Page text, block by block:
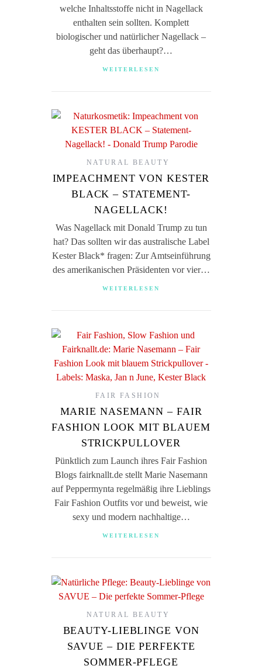
welche Inhaltsstoffe nicht in Nagellack
enthalten sein sollten. Komplett
biologischer und natürlicher Nagellack –
geht das überhaupt?…
WEITERLESEN
NATURAL BEAUTY
IMPEACHMENT VON KESTER
BLACK – STATEMENT-
NAGELLACK!
Was Nagellack mit Donald Trump zu tun
hat? Das sollten wir das australische Label
Kester Black* fragen: Zur Amtseinführung
des amerikanischen Präsidenten vor vier…
WEITERLESEN
FAIR FASHION
MARIE NASEMANN – FAIR
FASHION LOOK MIT BLAUEM
STRICKPULLOVER
Pünktlich zum Launch ihres Fair Fashion
Blogs fairknallt.de stellt Marie Nasemann
auf Peppermynta regelmäßig ihre Lieblings
Fair Fashion Outfits vor und beweist, wie
sexy und modern nachhaltige…
WEITERLESEN
NATURAL BEAUTY
BEAUTY-LIEBLINGE VON
SAVUE – DIE PERFEKTE
SOMMER-PFLEGE